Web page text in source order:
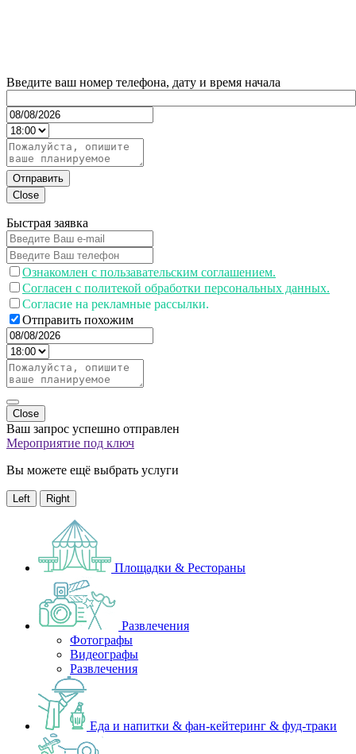
Введите ваш номер телефона, дату и время начала
Отправить
Close
Быстрая заявка
Ознакомлен с пользавательским соглашением.
Согласен с политекой обработки персональных данных.
Согласие на рекламные рассылки.
Отправить похожим
Close
Ваш запрос успешно отправлен
Мероприятие под ключ
Вы можете ещё выбрать услуги
Left Right
Площадки & Рестораны
Развлечения
Фотографы
Видеографы
Развлечения
Еда и напитки & фан-кейтеринг & фуд-траки